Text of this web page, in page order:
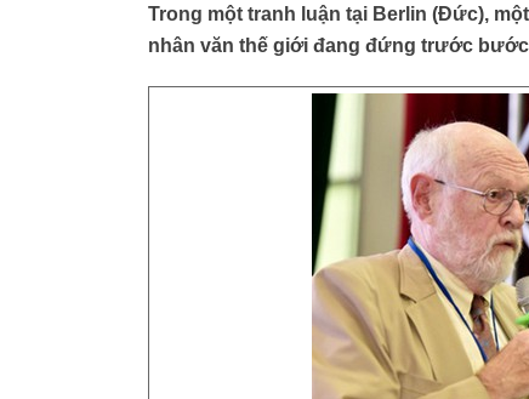
Trong một tranh luận tại Berlin (Đức),
nhân văn thế giới đang đứng trước